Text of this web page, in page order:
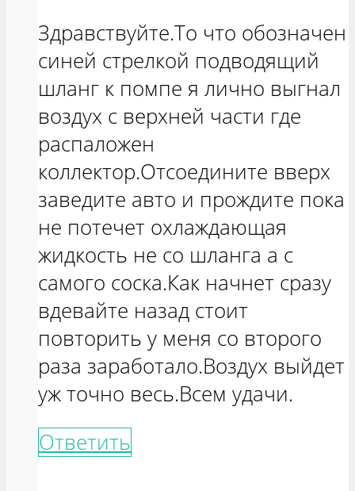
Здравствуйте.То что обозначен
синей стрелкой подводящий
шланг к помпе я лично выгнал
воздух с верхней части где
распаложен
коллектор.Отсоедините вверх
заведите авто и прождите пока
не потечет охлаждающая
жидкость не со шланга а с
самого соска.Как начнет сразу
вдевайте назад стоит
повторить у меня со второго
раза заработало.Воздух выйдет
уж точно весь.Всем удачи.
Ответить